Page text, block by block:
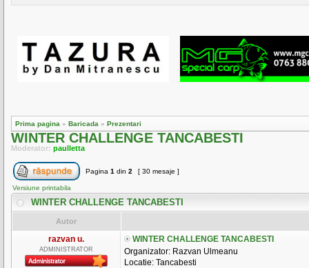
Prima pagina » Baricada » Prezentari
WINTER CHALLENGE TANCABESTI
Moderator: paulletta
Pagina 1 din 2 [ 30 mesaje ]
Versiune printabila
WINTER CHALLENGE TANCABESTI
Autor
razvan u.
ADMINISTRATOR
WINTER CHALLENGE TANCABESTI
Organizator: Razvan Ulmeanu
Locatie: Tancabesti